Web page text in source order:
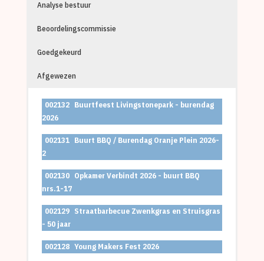
Analyse bestuur
Beoordelingscommissie
Goedgekeurd
Afgewezen
002132 Buurtfeest Livingstonepark - burendag
2026
002131 Buurt BBQ / Burendag Oranje Plein 2026-
2
002130 Opkamer Verbindt 2026 - buurt BBQ
nrs.1-17
002129 Straatbarbecue Zwenkgras en Struisgras
- 50 jaar
002128 Young Makers Fest 2026